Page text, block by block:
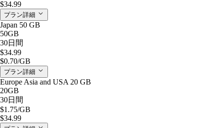
$34.99
プラン詳細
Japan 50 GB
50GB
30日間
$34.99
$0.70/GB
プラン詳細
Europe Asia and USA 20 GB
20GB
30日間
$1.75/GB
$34.99